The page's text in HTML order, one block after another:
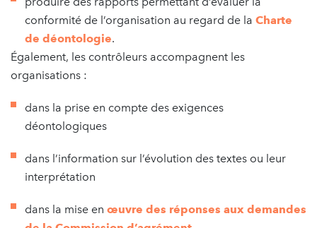
conformité de l’organisation au regard de la Charte
de déontologie.
Également, les contrôleurs accompagnent les
organisations :
dans la prise en compte des exigences
déontologiques
dans l’information sur l’évolution des textes ou leur
interprétation
dans la mise en œuvre des réponses aux demandes